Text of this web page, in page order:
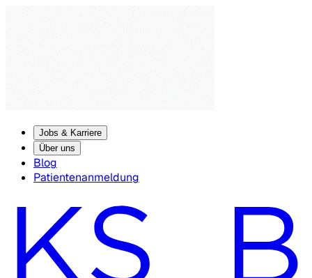
Jobs & Karriere
Über uns
Blog
Patientenanmeldung